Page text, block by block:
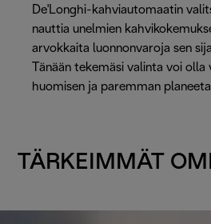
De'Longhi-kahviautomaatin
nauttia unelmien
arvokkaita luonnonvaroja sen
Tänään tekemäsi valinta voi
huomisen ja paremman
TÄRKEIMMÄT